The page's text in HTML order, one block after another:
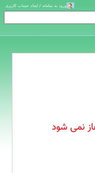
نمی شود
ورود به سامانه / ایجاد حساب کاربری